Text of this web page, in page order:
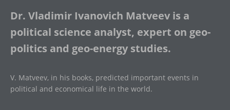
Dr. Vladimir Ivanovich Matveev is a
political science analyst, expert on geo-
politics and geo-energy studies.
V. Matveev, in his books, predicted important events in
political and economical life in the world.